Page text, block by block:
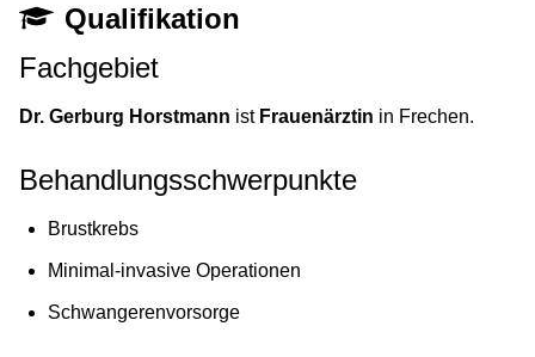
Qualifikation
Fachgebiet
Dr. Gerburg Horstmann ist Frauenärztin in Frechen.
Behandlungsschwerpunkte
Brustkrebs
Minimal-invasive Operationen
Schwangerenvorsorge